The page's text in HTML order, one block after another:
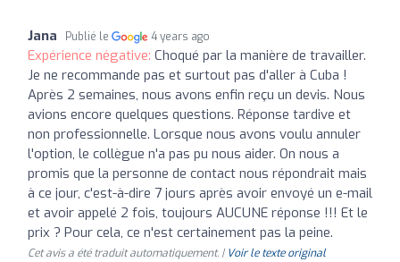
Jana Publié le 4 years ago
Expérience négative: Choqué par la manière de travailler.
Je ne recommande pas et surtout pas d'aller à Cuba !
Après 2 semaines, nous avons enfin reçu un devis. Nous
avions encore quelques questions. Réponse tardive et
non professionnelle. Lorsque nous avons voulu annuler
l'option, le collègue n'a pas pu nous aider. On nous a
promis que la personne de contact nous répondrait mais
à ce jour, c'est-à-dire 7 jours après avoir envoyé un e-mail
et avoir appelé 2 fois, toujours AUCUNE réponse !!! Et le
prix ? Pour cela, ce n'est certainement pas la peine.
Cet avis a été traduit automatiquement. | Voir le texte original